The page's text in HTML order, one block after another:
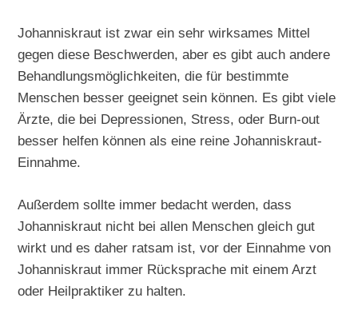
Johanniskraut ist zwar ein sehr wirksames Mittel
gegen diese Beschwerden, aber es gibt auch andere
Behandlungsmöglichkeiten, die für bestimmte
Menschen besser geeignet sein können. Es gibt viele
Ärzte, die bei Depressionen, Stress, oder Burn-out
besser helfen können als eine reine Johanniskraut-
Einnahme.
Außerdem sollte immer bedacht werden, dass
Johanniskraut nicht bei allen Menschen gleich gut
wirkt und es daher ratsam ist, vor der Einnahme von
Johanniskraut immer Rücksprache mit einem Arzt
oder Heilpraktiker zu halten.